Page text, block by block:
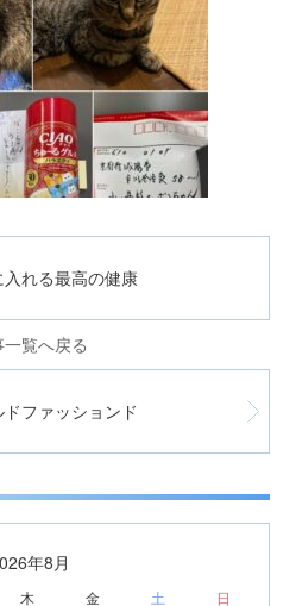
れる最高の健康
覧へ戻る
ファッションド
年8月
木 金 土 日